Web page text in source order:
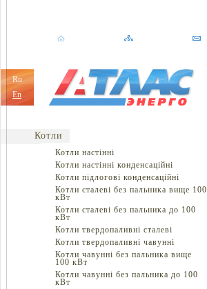
Ru
En
Котли
Котли настінні
Котли настінні конденсаційні
Котли підлогові конденсаційні
Котли сталеві без пальника вище 100
кВт
Котли сталеві без пальника до 100
кВт
Котли твердопаливні сталеві
Котли твердопаливні чавунні
Котли чавунні без пальника вище
100 кВт
Котли чавунні без пальника до 100
кВт